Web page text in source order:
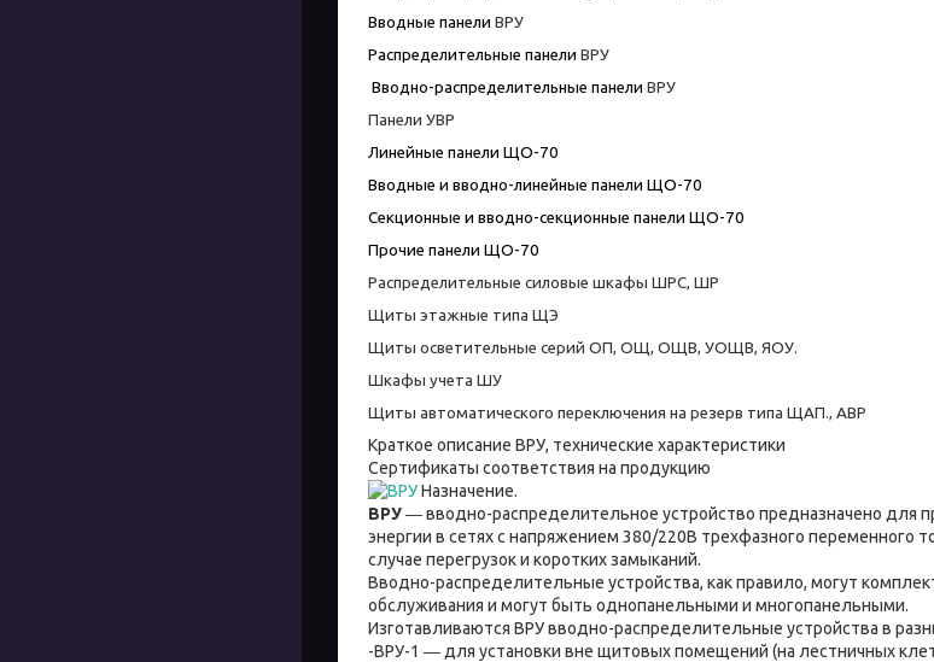
Вводные панели ВРУ
Распределительные панели ВРУ
Вводно-распределительные панели ВРУ
Панели УВР
Линейные панели ЩО-70
Вводные и вводно-линейные панели ЩО-70
Секционные и вводно-секционные панели ЩО-70
Прочие панели ЩО-70
Распределительные силовые шкафы ШРС, ШР
Щиты этажные типа ЩЭ
Щиты осветительные серий ОП, ОЩ, ОЩВ, УОЩВ, ЯОУ.
Шкафы учета ШУ
Щиты автоматического переключения на резерв типа ЩАП., АВР
Краткое описание ВРУ, технические характеристики
Сертификаты соответствия на продукцию
Назначение.
ВРУ― вводно-распределительное устройство предназначено для
энергии в сетях с напряжением 380/220В трехфазного переменного
случае перегрузок и коротких замыканий.
Вводно-распределительные устройства, как правило, могут
обслуживания и могут быть однопанельными и многопанельными.
Изготавливаются ВРУ вводно-распределительные устройства в
-ВРУ-1 ― для установки вне щитовых помещений (на лестничных